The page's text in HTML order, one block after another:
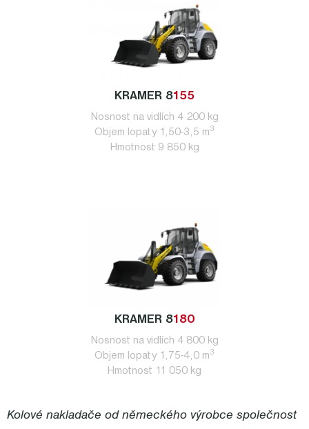
KRAMER 8155
Nosnost na vidlích 4 200 kg
Objem lopaty 1,50-3,5 m 3
Hmotnost 9 850 kg
KRAMER 8180
Nosnost na vidlích 4 800 kg
Objem lopaty 1,75-4,0 m 3
Hmotnost 11 050 kg
Kolové nakladače od německého výrobce společnost